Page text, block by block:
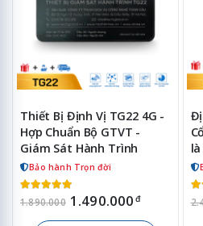
Thiết Bị Định Vị TG22 4G -
Hợp Chuẩn Bộ GTVT -
Giám Sát Hành Trình
Bảo hành Trọn đời
1.890.000 1.490.000 đ